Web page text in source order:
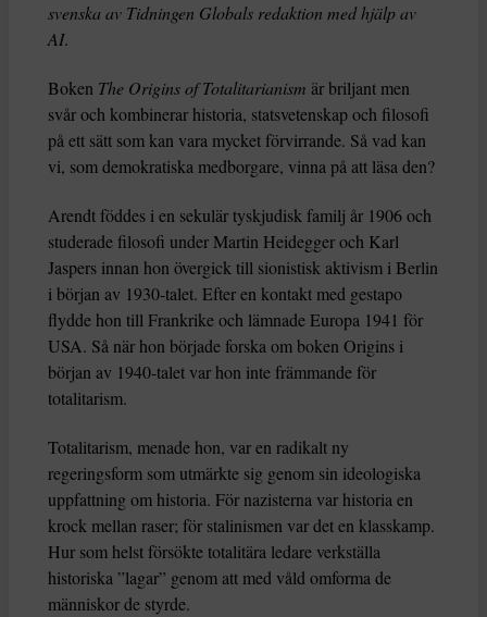
svenska av Tidningen Globals redaktion med hjälp av
AI.
Boken The Origins of Totalitarianism är briljant men
svår och kombinerar historia, statsvetenskap och filosofi
på ett sätt som kan vara mycket förvirrande. Så vad kan
vi, som demokratiska medborgare, vinna på att läsa den?
Arendt föddes i en sekulär tyskjudisk familj år 1906 och
studerade filosofi under Martin Heidegger och Karl
Jaspers innan hon övergick till sionistisk aktivism i Berlin
i början av 1930-talet. Efter en kontakt med gestapo
flydde hon till Frankrike och lämnade Europa 1941 för
USA. Så när hon började forska om boken Origins i
början av 1940-talet var hon inte främmande för
totalitarism.
Totalitarism, menade hon, var en radikalt ny
regeringsform som utmärkte sig genom sin ideologiska
uppfattning om historia. För nazisterna var historia en
krock mellan raser; för stalinismen var det en klasskamp.
Hur som helst försökte totalitära ledare verkställa
historiska ”lagar” genom att med våld omforma de
människor de styrde.